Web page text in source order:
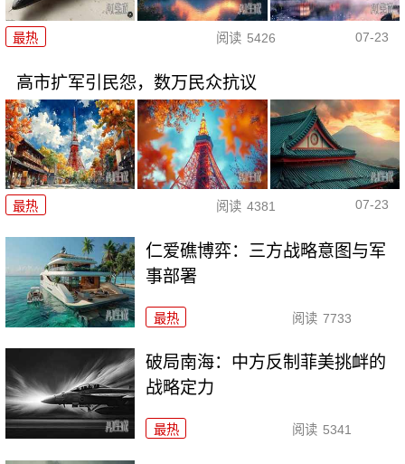
最热 阅读 5426 07-23
高市扩军引民怨，数万民众抗议
最热 阅读 4381 07-23
仁爱礁博弈：三方战略意图与军
事部署
最热 阅读 7733
破局南海：中方反制菲美挑衅的
战略定力
最热 阅读 5341